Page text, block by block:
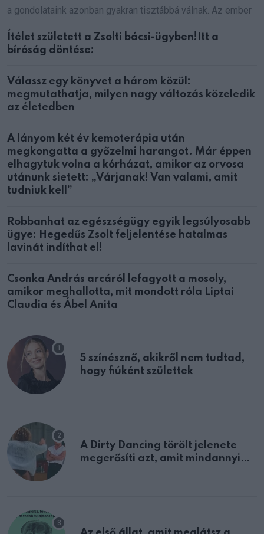
a gondolataink azonban gyakran tisztábbá válnak. Az ember
Ítélet született a Zsolti bácsi-ügyben!Itt a
bíróság döntése:
Válassz egy könyvet a három közül:
megmutathatja, milyen nagy változás közeledik
az életedben
A lányom két év kemoterápia után
megkongatta a győzelmi harangot. Már éppen
elhagytuk volna a kórházat, amikor az orvosa
utánunk sietett: „Várjanak! Van valami, amit
tudniuk kell”
Robbanhat az egészségügy egyik legsúlyosabb
ügye: Hegedűs Zsolt feljelentése hatalmas
lavinát indíthat el!
Csonka András arcáról lefagyott a mosoly,
amikor meghallotta, mit mondott róla Liptai
Claudia és Ábel Anita
5 színésznő, akikről nem tudtad,
hogy fiúként születtek
A Dirty Dancing törölt jelenete
megerősíti azt, amit mindannyian